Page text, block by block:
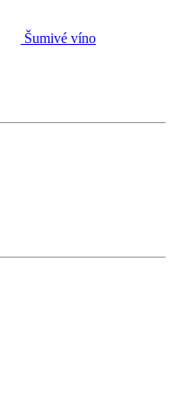
Šumivé víno